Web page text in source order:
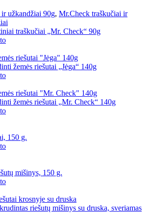
užkandžiai 90g, Mr.Check traškučiai ir
traškučiai „Mr. Check“ 90g
riešutai "Jėga" 140g
žemės riešutai „Jėga“ 140g
riešutai "Mr. Check" 140g
žemės riešutai „Mr. Check“ 140g
150 g.
mišinys, 150 g.
krosnyje su druska
riešutų mišinys su druska, sveriamas